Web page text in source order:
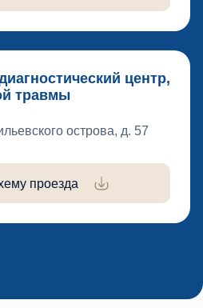
центр,
травмы
острова, д. 57
проезда